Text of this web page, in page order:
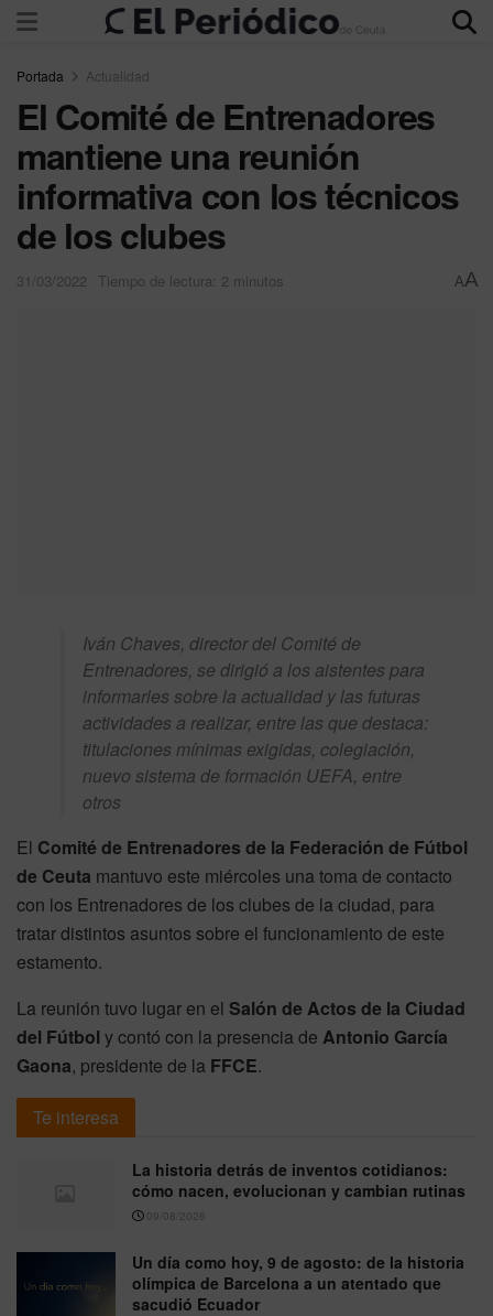
Portada Actualidad
El Comité de Entrenadores
mantiene una reunión
informativa con los técnicos
de los clubes
31/03/2022 Tiempo de lectura: 2 minutos AA
Iván Chaves, director del Comité de
Entrenadores, se dirigió a los aistentes para
informarles sobre la actualidad y las futuras
actividades a realizar, entre las que destaca:
titulaciones mínimas exigidas, colegiación,
nuevo sistema de formación UEFA, entre
otros
El Comité de Entrenadores de la Federación de Fútbol
de Ceuta mantuvo este miércoles una toma de contacto
con los Entrenadores de los clubes de la ciudad, para
tratar distintos asuntos sobre el funcionamiento de este
estamento.
La reunión tuvo lugar en el Salón de Actos de la Ciudad
del Fútbol y contó con la presencia de Antonio García
Gaona, presidente de la FFCE.
Te interesa
La historia detrás de inventos cotidianos:
cómo nacen, evolucionan y cambian rutinas
09/08/2026
Un día como hoy, 9 de agosto: de la historia
olímpica de Barcelona a un atentado que
sacudió Ecuador